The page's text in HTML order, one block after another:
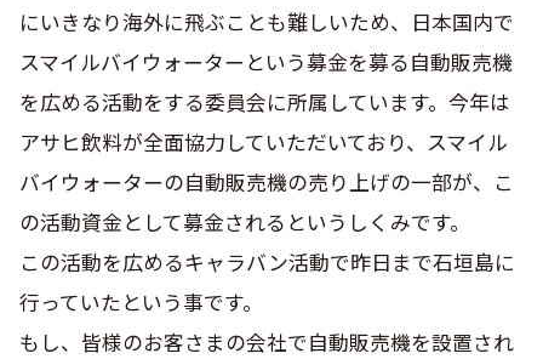
にいきなり海外に飛ぶことも難しいため、日本国内で
スマイルバイウォーターという募金を募る自動販売機
を広める活動をする委員会に所属しています。今年は
アサヒ飲料が全面協力していただいており、スマイル
バイウォーターの自動販売機の売り上げの一部が、こ
の活動資金として募金されるというしくみです。
この活動を広めるキャラバン活動で昨日まで石垣島に
行っていたという事です。
もし、皆様のお客さまの会社で自動販売機を設置され